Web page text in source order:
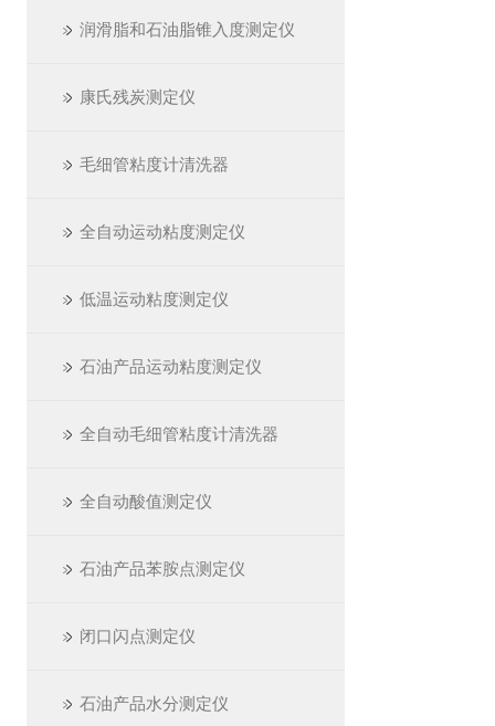
润滑脂和石油脂锥入度测定仪
康氏残炭测定仪
毛细管粘度计清洗器
全自动运动粘度测定仪
低温运动粘度测定仪
石油产品运动粘度测定仪
全自动毛细管粘度计清洗器
全自动酸值测定仪
石油产品苯胺点测定仪
闭口闪点测定仪
石油产品水分测定仪